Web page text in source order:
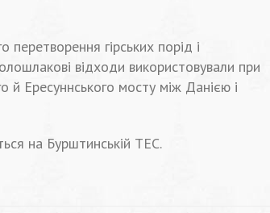
гірських порід і
відходи використовували при
й Ересуннського мосту між Данією і
на Бурштинській ТЕС.